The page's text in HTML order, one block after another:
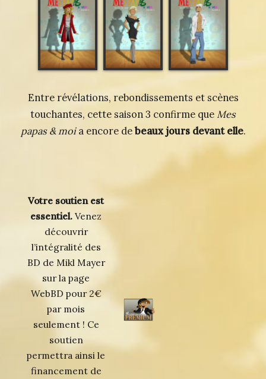
Entre révélations, rebondissements et scènes
touchantes, cette saison 3 confirme que Mes
papas & moia encore de beaux jours devant elle.
Votre soutien est
essentiel. Venez
découvrir
l’intégralité des
BD de Mikl Mayer
sur la page
WebBD pour 2€
par mois
seulement ! Ce
soutien
permettra ainsi le
financement de